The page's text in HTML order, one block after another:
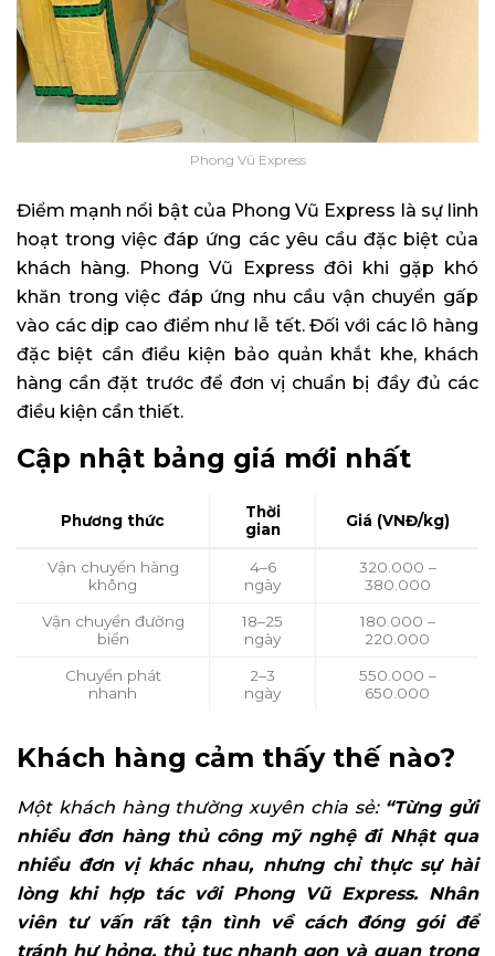
Phong Vũ Express
Điểm mạnh nổi bật của Phong Vũ Express là sự linh
hoạt trong việc đáp ứng các yêu cầu đặc biệt của
khách hàng. Phong Vũ Express đôi khi gặp khó
khăn trong việc đáp ứng nhu cầu vận chuyển gấp
vào các dịp cao điểm như lễ tết. Đối với các lô hàng
đặc biệt cần điều kiện bảo quản khắt khe, khách
hàng cần đặt trước để đơn vị chuẩn bị đầy đủ các
điều kiện cần thiết.
Cập nhật bảng giá mới nhất
Phương thức
Thời
gian
Giá (VNĐ/kg)
Vận chuyển hàng
không
4–6
ngày
320.000 –
380.000
Vận chuyển đường
biển
18–25
ngày
180.000 –
220.000
Chuyển phát
nhanh
2–3
ngày
550.000 –
650.000
Khách hàng cảm thấy thế nào?
Một khách hàng thường xuyên chia sẻ: “Từng gửi
nhiều đơn hàng thủ công mỹ nghệ đi Nhật qua
nhiều đơn vị khác nhau, nhưng chỉ thực sự hài
lòng khi hợp tác với Phong Vũ Express. Nhân
viên tư vấn rất tận tình về cách đóng gói để
tránh hư hỏng, thủ tục nhanh gọn và quan trọng